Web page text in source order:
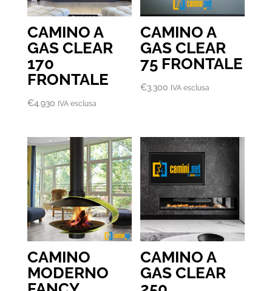
CAMINO A
GAS CLEAR
170
FRONTALE
€4.930 IVA esclusa
CAMINO A
GAS CLEAR
75 FRONTALE
€3.300 IVA esclusa
CAMINO
MODERNO
CAMINO A
GAS CLEAR